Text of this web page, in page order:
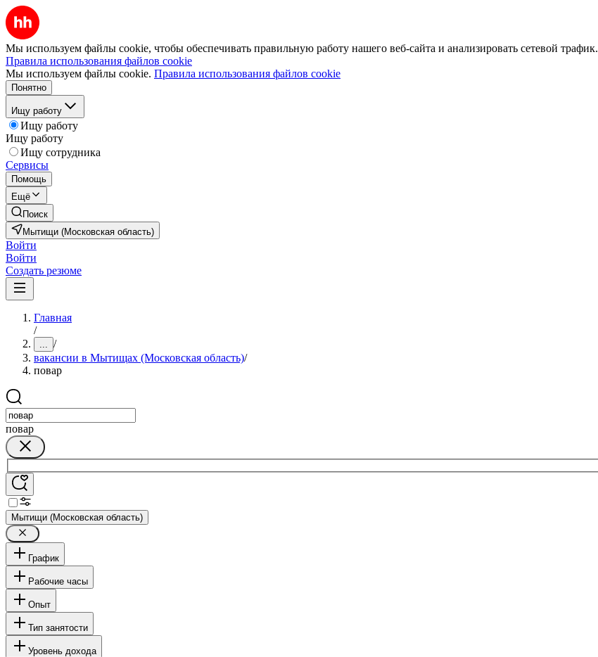
Мы используем файлы cookie, чтобы обеспечивать правильную работу нашего веб-сайта и анализировать сетевой трафик.
Правила использования файлов cookie
Мы используем файлы cookie. Правила использования файлов cookie
Понятно
Ищу работу
Ищу работу
Ищу работу
Ищу сотрудника
Сервисы
Помощь
Ещё
Поиск
Мытищи (Московская область)
Войти
Войти
Создать резюме
Главная
/
... /
вакансии в Мытищах (Московская область)/
повар
повар
Мытищи (Московская область)
График
Рабочие часы
Опыт
Тип занятости
Уровень дохода